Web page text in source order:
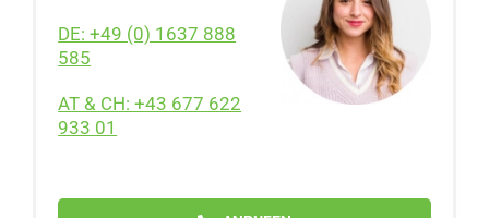
DE: +49 (0) 1637 888
585
AT & CH: +43 677 622
933 01